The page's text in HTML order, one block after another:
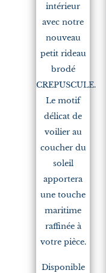
intérieur
avec notre
nouveau
petit rideau
brodé
CREPUSCULE.
Le motif
délicat de
voilier au
coucher du
soleil
apportera
une touche
maritime
raffinée à
votre pièce.
Disponible